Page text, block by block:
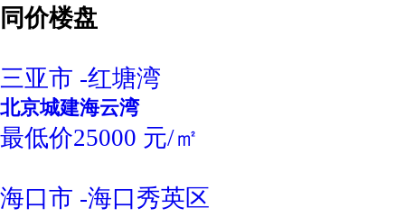
同价楼盘
三亚市 -红塘湾
北京城建海云湾
最低价25000 元/㎡
海口市 -海口秀英区